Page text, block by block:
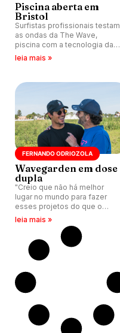
Piscina aberta em
Bristol
Surfistas profissionais testam
as ondas da The Wave,
piscina com a tecnologia da
Wavegarden Cove que abre
leia mais »
FERNANDO ODRIOZOLA
Wavegarden em dose
dupla
"Creio que não há melhor
lugar no mundo para fazer
esses projetos do que o
Brasil". Sócio da Wavegarden,
Fernando Odriozola
desembarca no país para
lançar duas piscinas da
tecnologia basca.
leia mais »